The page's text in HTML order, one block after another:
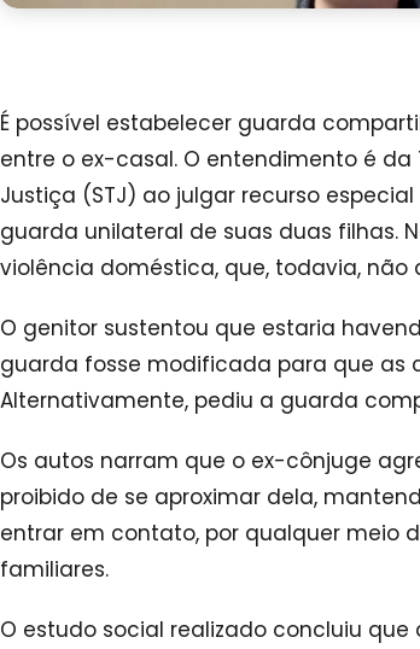
É possível estabelecer guarda
entre o ex-casal. O entendimento é da
Justiça (STJ) ao julgar recurso
guarda unilateral de suas duas filhas.
violência doméstica, que, todavia, não
O genitor sustentou que estaria
guarda fosse modificada para que as
Alternativamente, pediu a guarda
Os autos narram que o ex-cônjuge
proibido de se aproximar dela,
entrar em contato, por qualquer meio
familiares.
O estudo social realizado concluiu